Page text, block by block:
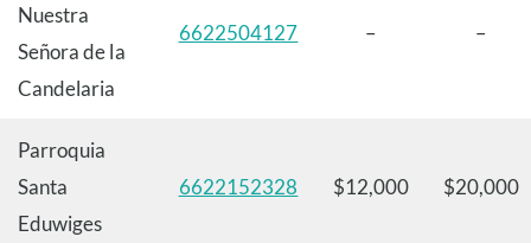
Nuestra
Señora de la
Candelaria
6622504127 – –
Parroquia
Santa
Eduwiges
6622152328 $12,000 $20,000